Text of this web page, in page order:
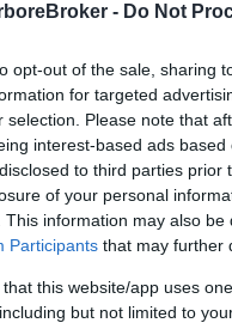
- Do Not
opt-out of the sale, sharing
for targeted
selection. Please note that
interest-based ads
to third parties
of your personal
This information may also
Participants that may further
that this website/app uses
but not limited to
Le